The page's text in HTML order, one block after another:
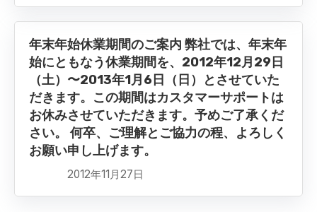
年末年始休業期間のご案内 弊社では、年末年
始にともなう休業期間を、2012年12月29日
（土）〜2013年1月6日（日）とさせていた
だきます。この期間はカスタマーサポートは
お休みさせていただきます。予めご了承くだ
さい。 何卒、ご理解とご協力の程、よろしく
お願い申し上げます。
2012年11月27日